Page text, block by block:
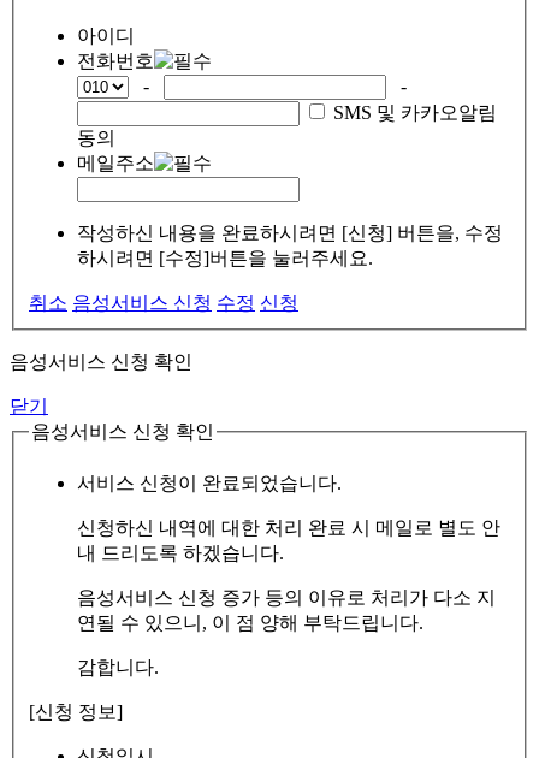
아이디
전화번호
-
-
SMS 및 카카오알림
동의
메일주소
작성하신 내용을 완료하시려면 [신청] 버튼을, 수정
하시려면 [수정]버튼을 눌러주세요.
취소 음성서비스 신청 수정 신청
음성서비스 신청 확인
닫기
음성서비스 신청 확인
서비스 신청이 완료되었습니다.
신청하신 내역에 대한 처리 완료 시 메일로 별도 안
내 드리도록 하겠습니다.
음성서비스 신청 증가 등의 이유로 처리가 다소 지
연될 수 있으니, 이 점 양해 부탁드립니다.
감합니다.
[신청 정보]